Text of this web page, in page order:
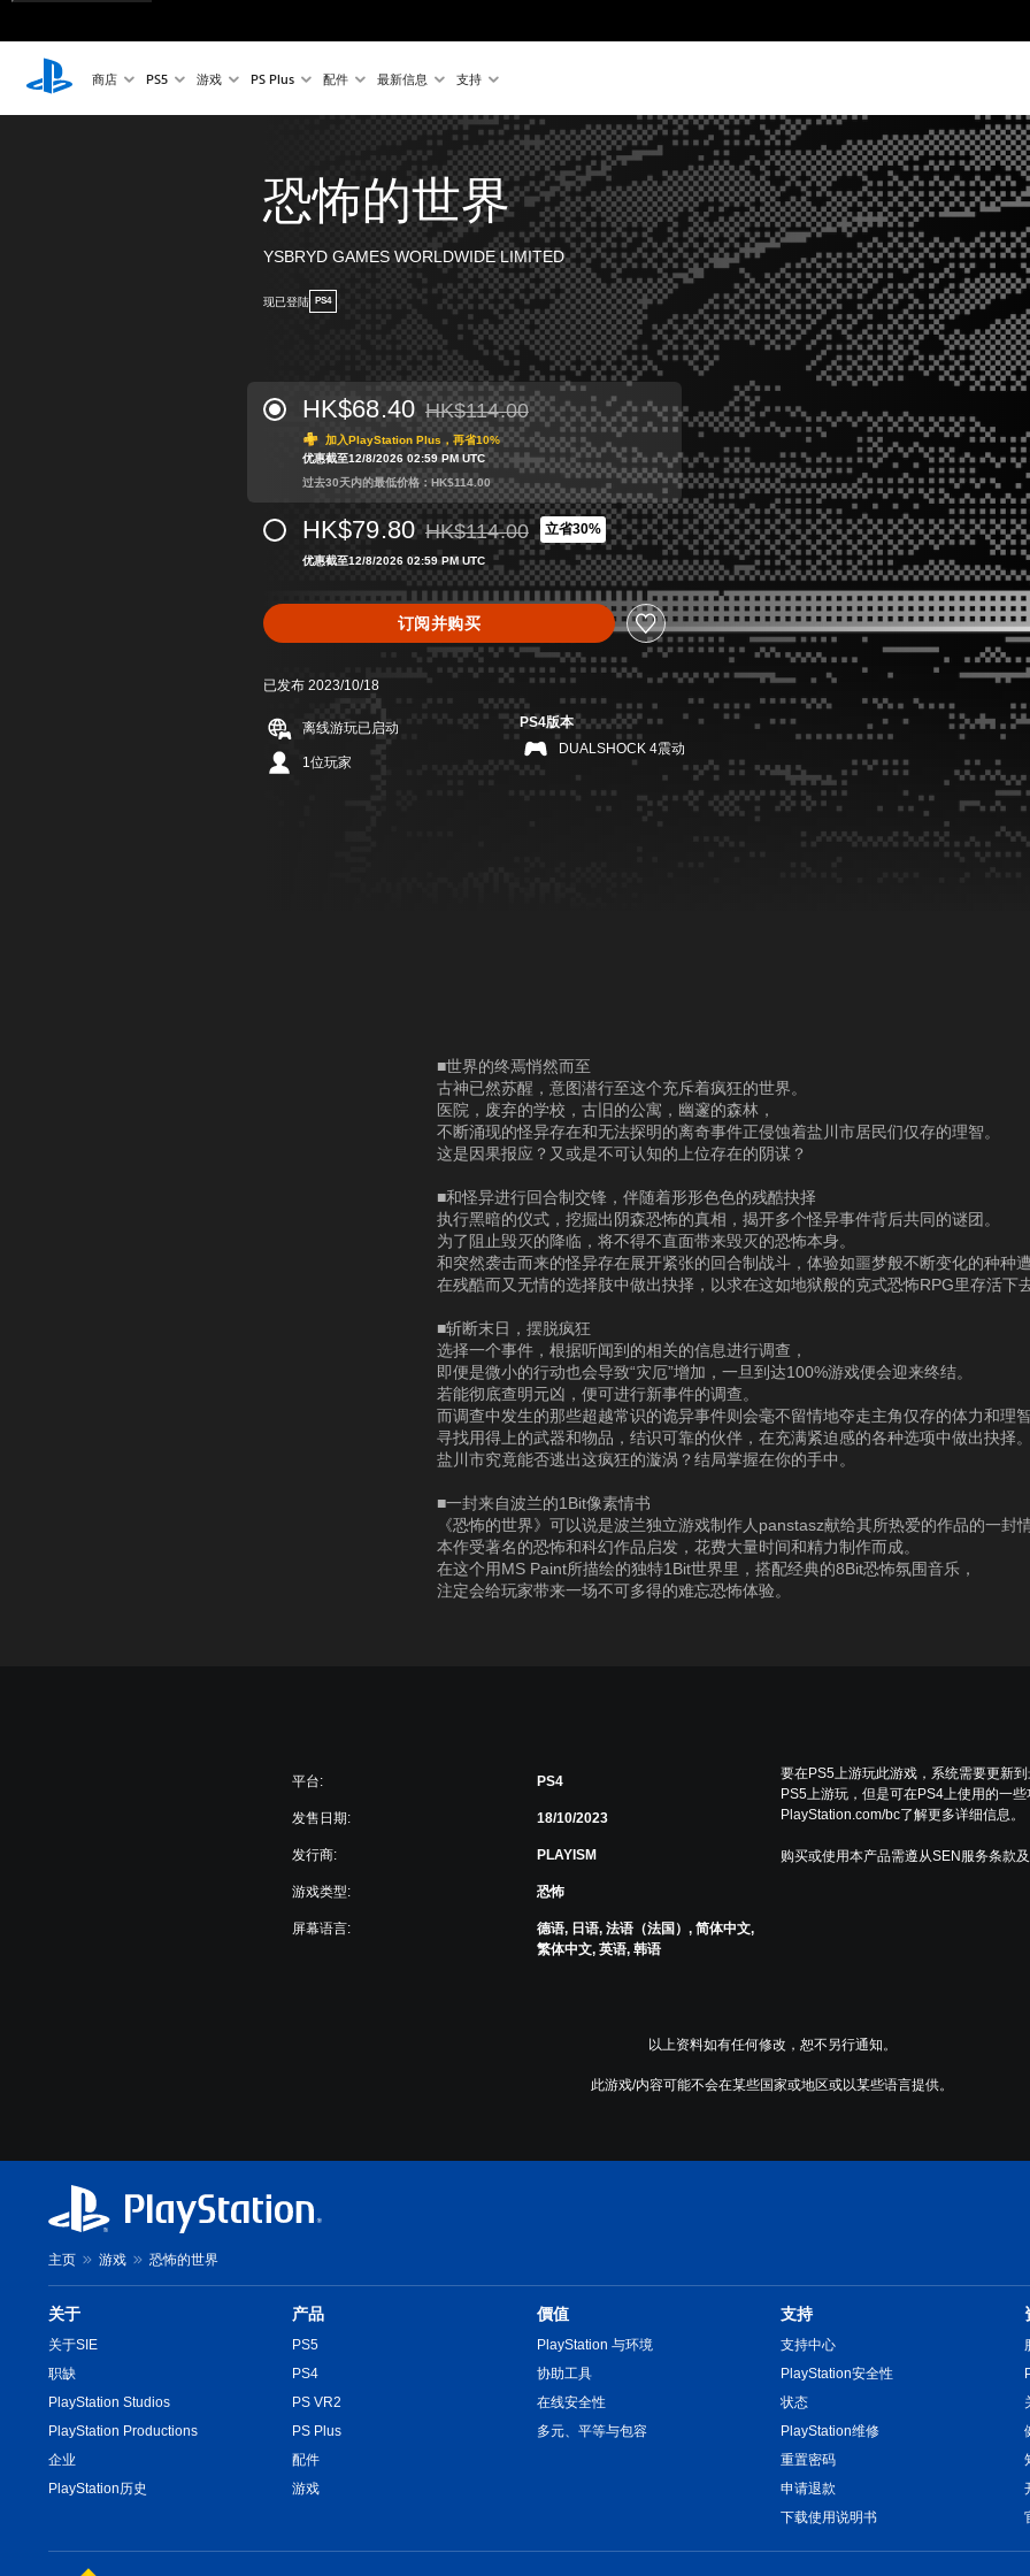
商店 PS5 游戏 PS Plus 配件 最新信息 支持
恐怖的世界
YSBRYD GAMES WORLDWIDE LIMITED
现已登陆 PS4
HK$68.40 从原价HK$114.00折扣优惠
HK$114.00
加入PlayStation Plus，再省10%
优惠截至12/8/2026 02:59 PM UTC
过去30天内的最低价格：HK$114.00
HK$79.80 从原价HK$114.00折扣优惠
HK$114.00 立省30%
优惠截至12/8/2026 02:59 PM UTC
订阅并购买
已发布 2023/10/18
离线游玩已启动
1位玩家
PS4版本
DUALSHOCK 4震动
■世界的终焉悄然而至
古神已然苏醒，意图潜行至这个充斥着疯狂的世界。
医院，废弃的学校，古旧的公寓，幽邃的森林，
不断涌现的怪异存在和无法探明的离奇事件正侵蚀着盐川市居民们仅存的理智。
这是因果报应？又或是不可认知的上位存在的阴谋？
■和怪异进行回合制交锋，伴随着形形色色的残酷抉择
执行黑暗的仪式，挖掘出阴森恐怖的真相，揭开多个怪异事件背后共同的谜团。
为了阻止毁灭的降临，将不得不直面带来毁灭的恐怖本身。
和突然袭击而来的怪异存在展开紧张的回合制战斗，体验如噩梦般不断变化的种种
在残酷而又无情的选择肢中做出抉择，以求在这如地狱般的克式恐怖RPG里存活下
■斩断末日，摆脱疯狂
选择一个事件，根据听闻到的相关的信息进行调查，
即便是微小的行动也会导致“灾厄”增加，一旦到达100%游戏便会迎来终结。
若能彻底查明元凶，便可进行新事件的调查。
而调查中发生的那些超越常识的诡异事件则会毫不留情地夺走主角仅存的体力和理
寻找用得上的武器和物品，结识可靠的伙伴，在充满紧迫感的各种选项中做出抉择
盐川市究竟能否逃出这疯狂的漩涡？结局掌握在你的手中。
■一封来自波兰的1Bit像素情书
《恐怖的世界》可以说是波兰独立游戏制作人panstasz献给其所热爱的作品的一封
本作受著名的恐怖和科幻作品启发，花费大量时间和精力制作而成。
在这个用MS Paint所描绘的独特1Bit世界里，搭配经典的8Bit恐怖氛围音乐，
注定会给玩家带来一场不可多得的难忘恐怖体验。
平台: PS4
发售日期: 18/10/2023
发行商: PLAYISM
游戏类型: 恐怖
屏幕语言:
德语, 日语, 法语（法国）, 简体中文,
繁体中文, 英语, 韩语
要在PS5上游玩此游戏，系统需要更新
PS5上游玩，但是可在PS4上使用的一
PlayStation.com/bc了解更多详细信息。
购买或使用本产品需遵从SEN服务条款
以上资料如有任何修改，恕不另行通知。
此游戏/内容可能不会在某些国家或地区或以某些语言提供。
主页 游戏 恐怖的世界
关于
关于SIE
职缺
PlayStation Studios
PlayStation Productions
企业
PlayStation历史
产品
PS5
PS4
PS VR2
PS Plus
配件
游戏
價值
PlayStation 与环境
协助工具
在线安全性
多元、平等与包容
支持
支持中心
PlayStation安全性
状态
PlayStation维修
重置密码
申请退款
下载使用说明书